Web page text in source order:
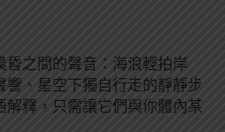
昏之間的聲音：海浪輕拍岸
響、星空下獨自行走的靜靜步
解釋，只需讓它們與你體內某